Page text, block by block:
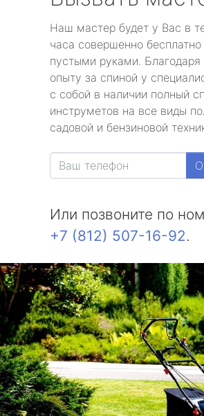
Наш мастер будет у Вас в
часа совершенно
пустыми руками.
опыту за спиной у
с собой в наличии полный
инструметов на все виды
садовой и бензиновой
Или позвоните по
+7 (812) 507-16-92.